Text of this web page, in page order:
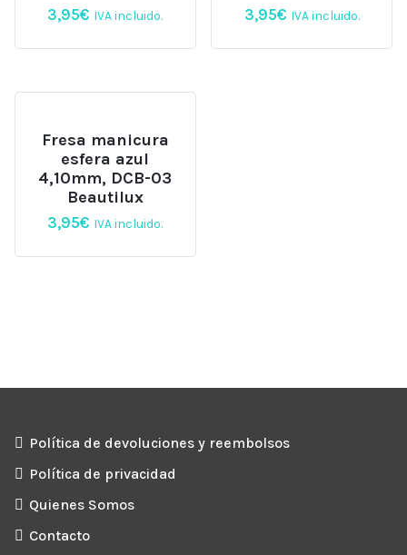
3,95€ IVA incluido. 3,95€ IVA incluido.
Fresa manicura
esfera azul
4,10mm, DCB-03
Beautilux
3,95€ IVA incluido.
Política de devoluciones y reembolsos
Política de privacidad
Quienes Somos
Contacto